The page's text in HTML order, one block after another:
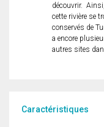
découvrir.
cette rivière se
conservés de
a encore
autres sites
Caractéristiques